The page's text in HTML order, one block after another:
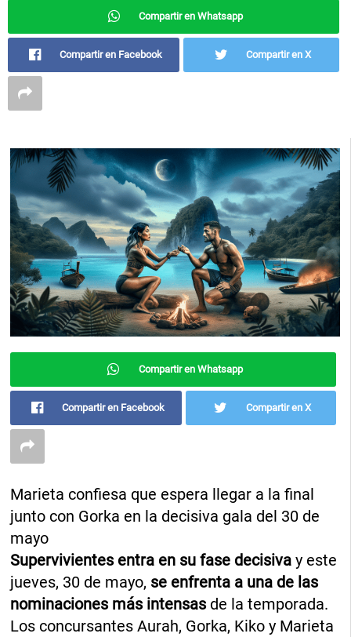
Compartir en Whatsapp
Compartir en Facebook Compartir en X
Compartir en Whatsapp
Compartir en Facebook Compartir en X
Marieta confiesa que espera llegar a la final
junto con Gorka en la decisiva gala del 30 de
mayo
Supervivientes entra en su fase decisiva y este
jueves, 30 de mayo, se enfrenta a una de las
nominaciones más intensasde la temporada.
Los concursantes Aurah, Gorka, Kiko y Marieta